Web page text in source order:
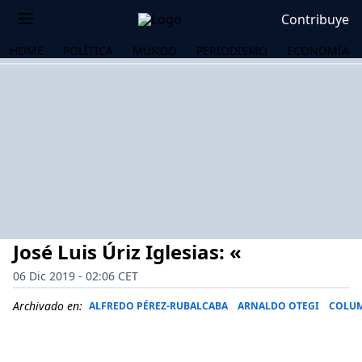
Contribuye
HOME POLÍTICA MUNDO PERIODISMO ECONOMÍA
José Luis Úriz Iglesias: «
06 Dic 2019 - 02:06 CET
Archivado en: ALFREDO PÉREZ-RUBALCABA ARNALDO OTEGI